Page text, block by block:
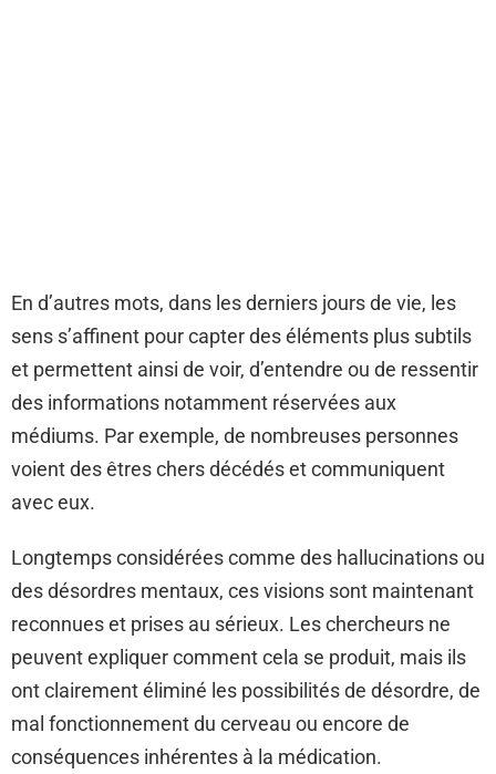
En d’autres mots, dans les derniers jours de vie, les
sens s’affinent pour capter des éléments plus subtils
et permettent ainsi de voir, d’entendre ou de ressentir
des informations notamment réservées aux
médiums. Par exemple, de nombreuses personnes
voient des êtres chers décédés et communiquent
avec eux.
Longtemps considérées comme des hallucinations ou
des désordres mentaux, ces visions sont maintenant
reconnues et prises au sérieux. Les chercheurs ne
peuvent expliquer comment cela se produit, mais ils
ont clairement éliminé les possibilités de désordre, de
mal fonctionnement du cerveau ou encore de
conséquences inhérentes à la médication.